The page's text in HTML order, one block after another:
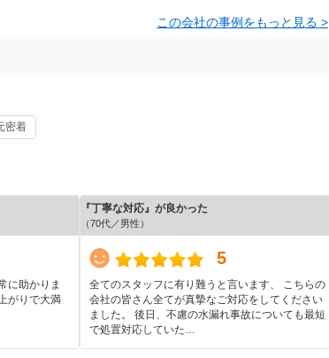
この会社の事例をもっと見る >
密着
に助かりま
がりで大満
『丁寧な対応』が良かった
（70代／男性）
5
全てのスタッフに有り難うと言います、 こちらの
会社の皆さん全てが真摯なご対応をしてください
ました。 後日、不慮の水漏れ事故についても最短
で処置対応していた…